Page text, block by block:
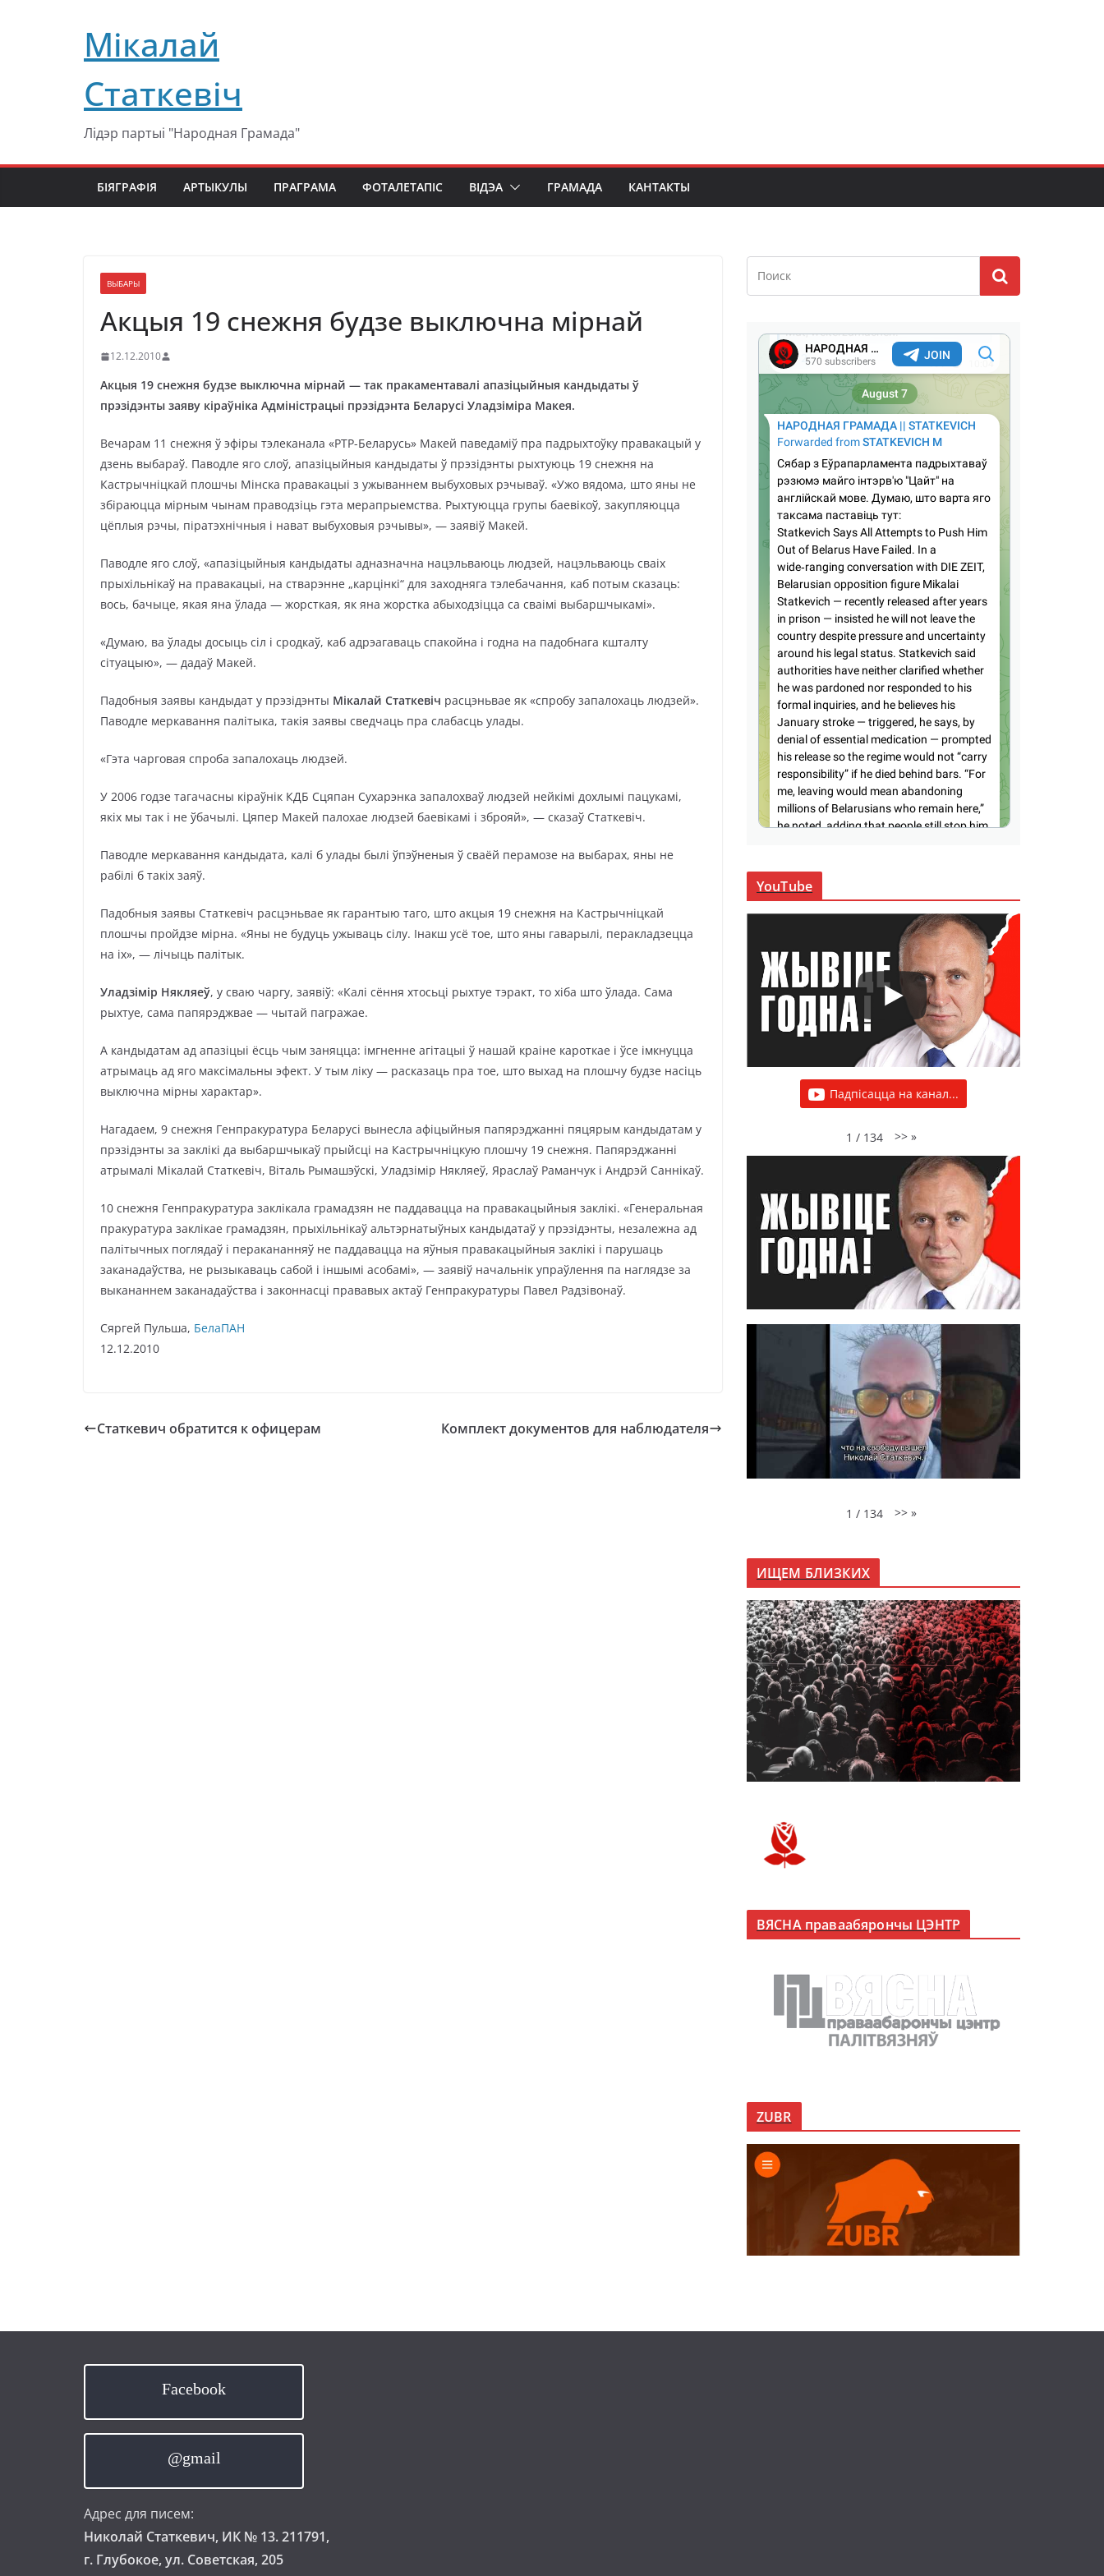
содержимомуМікалай
Статкевіч
Лідэр партыі "Народная Грамада"
БІЯГРАФІЯ АРТЫКУЛЫ ПРАГРАМА ФОТАЛЕТАПІС ВІДЭА ГРАМАДА КАНТАКТЫ
ВЫБАРЫ
Акцыя 19 снежня будзе выключна мірнай
12.12.2010
Акцыя 19 снежня будзе выключна мірнай — так пракаментавалі апазіцыйныя кандыдаты ў
прэзідэнты заяву кіраўніка Адміністрацыі прэзідэнта Беларусі Уладзіміра Макея.
Вечарам 11 снежня ў эфіры тэлеканала «РТР-Беларусь» Макей паведаміў пра падрыхтоўку правакацый у
дзень выбараў. Паводле яго слоў, апазіцыйныя кандыдаты ў прэзідэнты рыхтуюць 19 снежня на
Кастрычніцкай плошчы Мінска правакацыі з ужываннем выбуховых рэчываў. «Ужо вядома, што яны не
збіраюцца мірным чынам праводзіць гэта мерапрыемства. Рыхтуюцца групы баевікоў, закупляюцца
цёплыя рэчы, піратэхнічныя і нават выбуховыя рэчывы», — заявіў Макей.
Паводле яго слоў, «апазіцыйныя кандыдаты адназначна нацэльваюць людзей, нацэльваюць сваіх
прыхільнікаў на правакацыі, на стварэнне „карцінкі“ для заходняга тэлебачання, каб потым сказаць:
вось, бачыце, якая яна ўлада — жорсткая, як яна жорстка абыходзіцца са сваімі выбаршчыкамі».
«Думаю, ва ўлады досыць сіл і сродкаў, каб адрэагаваць спакойна і годна на падобнага кшталту
сітуацыю», — дадаў Макей.
Падобныя заявы кандыдат у прэзідэнты Мікалай Статкевіч расцэньвае як «спробу запалохаць людзей».
Паводле меркавання палітыка, такія заявы сведчаць пра слабасць улады.
«Гэта чарговая спроба запалохаць людзей.
У 2006 годзе тагачасны кіраўнік КДБ Сцяпан Сухарэнка запалохваў людзей нейкімі дохлымі пацукамі,
якіх мы так і не ўбачылі. Цяпер Макей палохае людзей баевікамі і зброяй», — сказаў Статкевіч.
Паводле меркавання кандыдата, калі б улады былі ўпэўненыя ў сваёй перамозе на выбарах, яны не
рабілі б такіх заяў.
Падобныя заявы Статкевіч расцэньвае як гарантыю таго, што акцыя 19 снежня на Кастрычніцкай
плошчы пройдзе мірна. «Яны не будуць ужываць сілу. Інакш усё тое, што яны гаварылі, перакладзецца
на іх», — лічыць палітык.
Уладзімір Някляеў, у сваю чаргу, заявіў: «Калі сёння хтосьці рыхтуе тэракт, то хіба што ўлада. Сама
рыхтуе, сама папярэджвае — чытай пагражае.
А кандыдатам ад апазіцыі ёсць чым заняцца: імгненне агітацыі ў нашай краіне кароткае і ўсе імкнуцца
атрымаць ад яго максімальны эфект. У тым ліку — расказаць пра тое, што выхад на плошчу будзе насіць
выключна мірны характар».
Нагадаем, 9 снежня Генпракуратура Беларусі вынесла афіцыйныя папярэджанні пяцярым кандыдатам у
прэзідэнты за заклікі да выбаршчыкаў прыйсці на Кастрычніцкую плошчу 19 снежня. Папярэджанні
атрымалі Мікалай Статкевіч, Віталь Рымашэўскі, Уладзімір Някляеў, Яраслаў Раманчук і Андрэй Саннікаў.
10 снежня Генпракуратура заклікала грамадзян не паддавацца на правакацыйныя заклікі. «Генеральная
пракуратура заклікае грамадзян, прыхільнікаў альтэрнатыўных кандыдатаў у прэзідэнты, незалежна ад
палітычных поглядаў і перакананняў не паддавацца на яўныя правакацыйныя заклікі і парушаць
заканадаўства, не рызыкаваць сабой і іншымі асобамі», — заявіў начальнік упраўлення па наглядзе за
выкананнем заканадаўства і законнасці прававых актаў Генпракуратуры Павел Радзівонаў.
Сяргей Пульша, БелаПАН
12.12.2010
Статкевич обратится к офицерам Комплект документов для наблюдателя
YouTube
Падпісацца на канал...
1 / 134 >> »
1 / 134 >> »
ИЩЕМ БЛИЗКИХ
ВЯСНА праваабярончы ЦЭНТР
ZUBR
Facebook
@gmail
Адрес для писем:
Николай Статкевич, ИК № 13. 211791,
г. Глубокое, ул. Советская, 205